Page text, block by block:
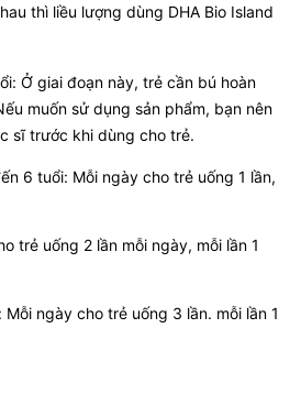
thì liều lượng dùng DHA Bio Island
Ở giai đoạn này, trẻ cần bú hoàn
muốn sử dụng sản phẩm, bạn nên
sĩ trước khi dùng cho trẻ.
6 tuổi: Mỗi ngày cho trẻ uống 1 lần,
trẻ uống 2 lần mỗi ngày, mỗi lần 1
ngày cho trẻ uống 3 lần. mỗi lần 1